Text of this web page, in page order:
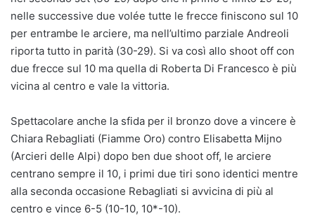
nelle successive due volée tutte le frecce finiscono sul 10
per entrambe le arciere, ma nell’ultimo parziale Andreoli
riporta tutto in parità (30-29). Si va così allo shoot off con
due frecce sul 10 ma quella di Roberta Di Francesco è più
vicina al centro e vale la vittoria.
Spettacolare anche la sfida per il bronzo dove a vincere è
Chiara Rebagliati (Fiamme Oro) contro Elisabetta Mijno
(Arcieri delle Alpi) dopo ben due shoot off, le arciere
centrano sempre il 10, i primi due tiri sono identici mentre
alla seconda occasione Rebagliati si avvicina di più al
centro e vince 6-5 (10-10, 10*-10).